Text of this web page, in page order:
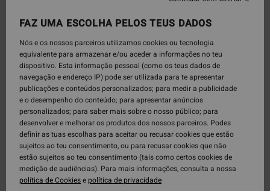
FAZ UMA ESCOLHA PELOS TEUS DADOS
Nós e os nossos parceiros utilizamos cookies ou tecnologia
equivalente para armazenar e/ou aceder a informações no teu
dispositivo. Esta informação pessoal (como os teus dados de
navegação e endereço IP) pode ser utilizada para te apresentar
publicações e conteúdos personalizados; para medir a publicidade
e o desempenho do conteúdo; para apresentar anúncios
personalizados; para saber mais sobre o nosso público; para
desenvolver e melhorar os produtos dos nossos parceiros. Podes
definir as tuas escolhas para aceitar ou recusar cookies que estão
sujeitos ao teu consentimento, ou para recusar cookies que não
estão sujeitos ao teu consentimento (tais como certos cookies de
medição de audiências). Para mais informações, consulta a nossa
política de Cookiesepolítica de privacidade